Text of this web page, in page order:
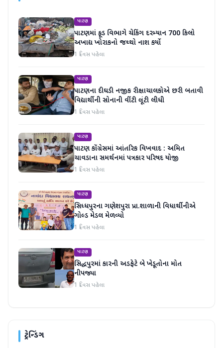
પાટણ
પાટણમાં ફૂડ વિભાગે ચેકિંગ દરમ્યાન 700 કિલો
અખાદ્ય ખોરાકનો જથ્થો નાશ કર્યો
1 દિવસ પહેલા
પાટણ
પાટણના દીઘડી નજીક રીક્ષાચાલકોએ છરી બતાવી
વિદ્યાર્થીની સોનાની વીંટી લૂંટી લીધી
1 દિવસ પહેલા
પાટણ
પાટણ કોંગ્રેસમાં આંતરિક વિખવાદ : અમિત
ચાવડાના સમર્થનમાં પત્રકાર પરિષદ યોજી
1 દિવસ પહેલા
પાટણ
સિધ્ધપુરના ગણેશપુરા પ્રા.શાળાની વિધાર્થીનીએ
ગોલ્ડ મેડલ મેળવ્યો
1 દિવસ પહેલા
પાટણ
સિદ્ધપુરમાં કારની અડફેટે બે ખેડૂતોના મોત
નીપજ્યા
1 દિવસ પહેલા
ટ્રેન્ડિંગ